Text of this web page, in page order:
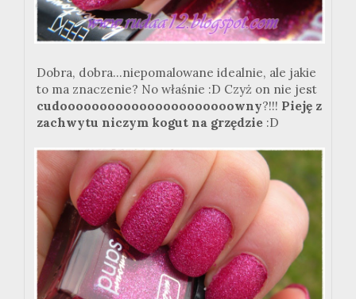
Dobra, dobra...niepomalowane idealnie, ale jakie
to ma znaczenie? No właśnie :D Czyż on nie jest
cudoooooooooooooooooooooowny?!!! Pieję z
zachwytu niczym kogut na grzędzie :D